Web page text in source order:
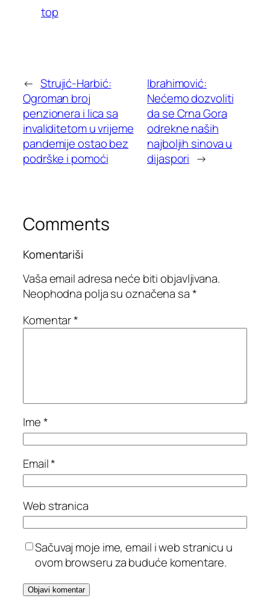
top
← Strujić-Harbić:
Ogroman broj
penzionera i lica sa
invaliditetom u vrijeme
pandemije ostao bez
podrške i pomoći
Ibrahimović:
Nećemo dozvoliti
da se Crna Gora
odrekne naših
najboljih sinova u
dijaspori →
Comments
Komentariši
Vaša email adresa neće biti objavljivana.
Neophodna polja su označena sa*
Komentar*
Ime*
Email*
Web stranica
Sačuvaj moje ime, email i web stranicu u
ovom browseru za buduće komentare.